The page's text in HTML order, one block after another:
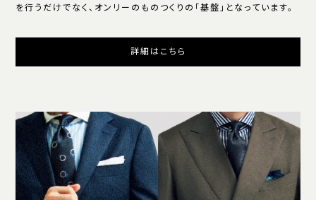
を行うだけでなく、オンリーのものつくりの「基盤」となっています。
詳細はこちら